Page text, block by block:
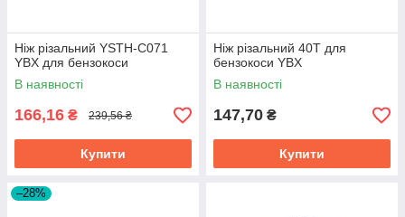
Ніж різальний YSTH-C071
YBX для бензокоси
В наявності
166,16 ₴ 239,56 ₴
Купити
Ніж різальний 40Т для
бензокоси YBX
В наявності
147,70 ₴
Купити
–28%